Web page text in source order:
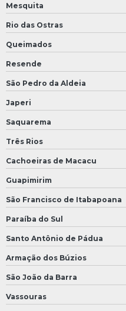
Mesquita
Rio das Ostras
Queimados
Resende
São Pedro da Aldeia
Japeri
Saquarema
Três Rios
Cachoeiras de Macacu
Guapimirim
São Francisco de Itabapoana
Paraíba do Sul
Santo Antônio de Pádua
Armação dos Búzios
São João da Barra
Vassouras